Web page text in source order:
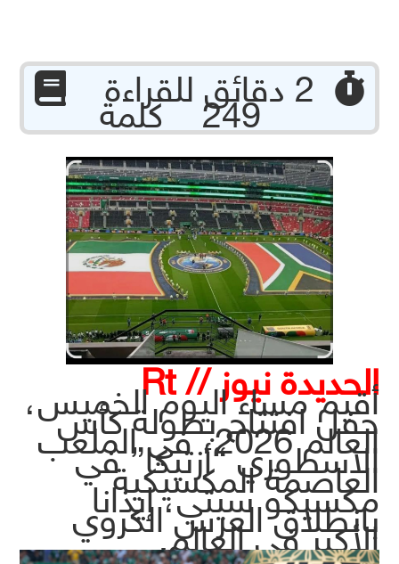
249 كلمة
الحديدة نيوز // Rt
أقيم مساء اليوم الخميس،
حفل افتتاح بطولة كأس
العالم 2026، في الملعب
الأسطوري “أزتيكا” في
العاصمة المكسيكية
مكسيكو سيتي، إيذانا
بانطلاق العرس الكروي
الأكبر في العالم.